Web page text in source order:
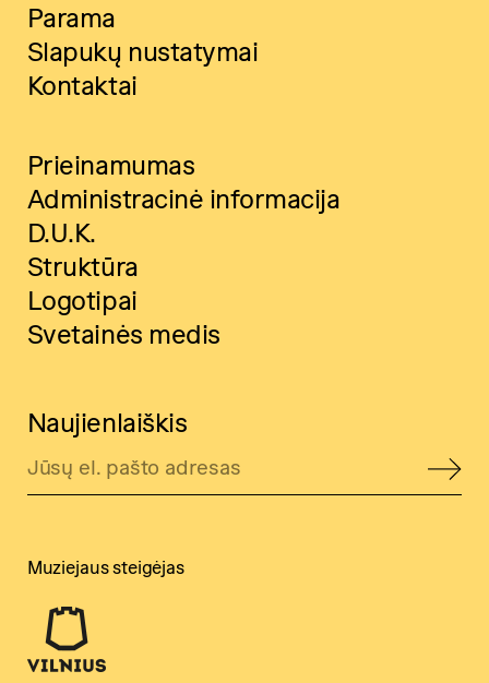
Parama
Slapukų nustatymai
Kontaktai
Prieinamumas
Administracinė informacija
D.U.K.
Struktūra
Logotipai
Svetainės medis
Naujienlaiškis
Muziejaus steigėjas